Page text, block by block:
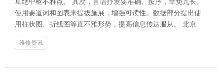
使用要道词和图表来提拔施展，增强可读性。数据部分提出使
用柱状图、折线图等直不雅形势，提高信息传达服从。 北京
维修资讯